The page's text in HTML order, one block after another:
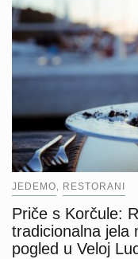
JEDEMO RESTORANI
Priče s Korčule:
tradicionalna jela
pogled u Veloj